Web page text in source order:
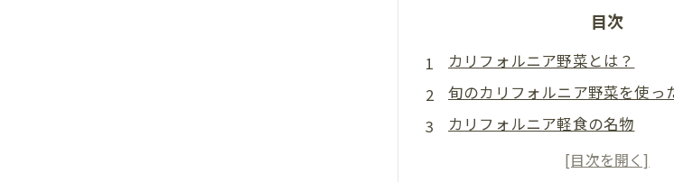
目次
カリフォルニア野菜とは？
旬のカリフォルニア野菜を使っ
カリフォルニア軽食の名物